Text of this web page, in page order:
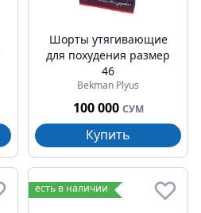
Шорты утягивающие
для похудения размер
46
Bekman Plyus
100 000 СУМ
Купить
есть в наличии